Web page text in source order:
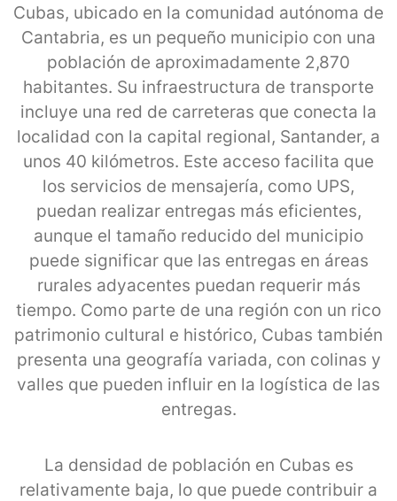
Cubas, ubicado en la comunidad autónoma de
Cantabria, es un pequeño municipio con una
población de aproximadamente 2,870
habitantes. Su infraestructura de transporte
incluye una red de carreteras que conecta la
localidad con la capital regional, Santander, a
unos 40 kilómetros. Este acceso facilita que
los servicios de mensajería, como UPS,
puedan realizar entregas más eficientes,
aunque el tamaño reducido del municipio
puede significar que las entregas en áreas
rurales adyacentes puedan requerir más
tiempo. Como parte de una región con un rico
patrimonio cultural e histórico, Cubas también
presenta una geografía variada, con colinas y
valles que pueden influir en la logística de las
entregas.
La densidad de población en Cubas es
relativamente baja, lo que puede contribuir a